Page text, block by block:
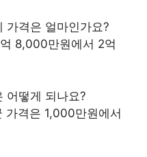
가격은 얼마인가요?
8,000만원에서 2억
어떻게 되나요?
가격은 1,000만원에서